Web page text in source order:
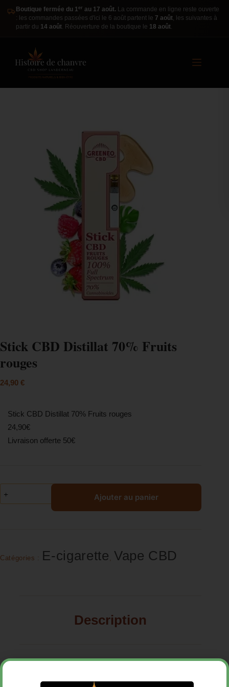
Boutique fermée du 1er au 17 août. La commande en ligne reste ouverte
: les commandes passées d'ici le 6 août partent le 7 août, les suivantes à
partir du 14 août. Réouverture de la boutique le 18 août.
Stick CBD Distillat 70% Fruits
rouges
24,90 €
Stick CBD Distillat 70% Fruits rouges
24,90€
Livraison offerte 50€
Ajouter au panier
Catégories : E-cigarette , Vape CBD
Description